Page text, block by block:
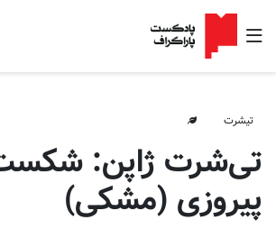
تیشرت
تی‌شرت ژاپن:
پیروزی (مشکی)